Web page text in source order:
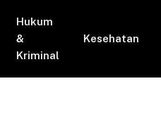
Hukum
&
Kriminal
Kesehatan